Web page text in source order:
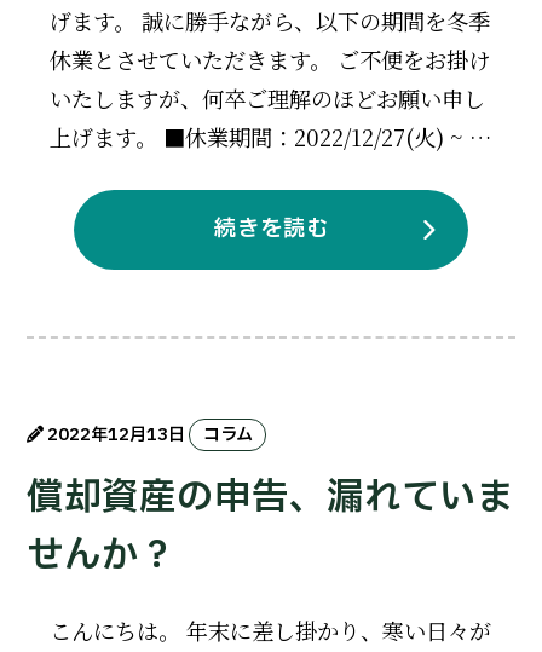
げます。 誠に勝手ながら、以下の期間を冬季
休業とさせていただきます。 ご不便をお掛け
いたしますが、何卒ご理解のほどお願い申し
上げます。 ■休業期間：2022/12/27(火) ~ …
続きを読む
2022年12月13日 コラム
償却資産の申告、漏れていま
せんか？
こんにちは。 年末に差し掛かり、寒い日々が